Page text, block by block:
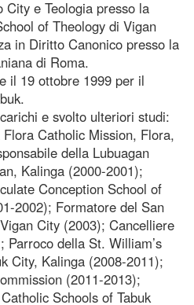
City e Teologia presso la
of Theology di Vigan
in Diritto Canonico presso la
di Roma.
il 19 ottobre 1999 per il
e svolto ulteriori studi:
Catholic Mission, Flora,
della Lubuagan
Kalinga (2000-2001);
Conception School of
2002); Formatore del San
City (2003); Cancelliere
della St. William’s
City, Kalinga (2008-2011);
(2011-2013);
Schools of Tabuk